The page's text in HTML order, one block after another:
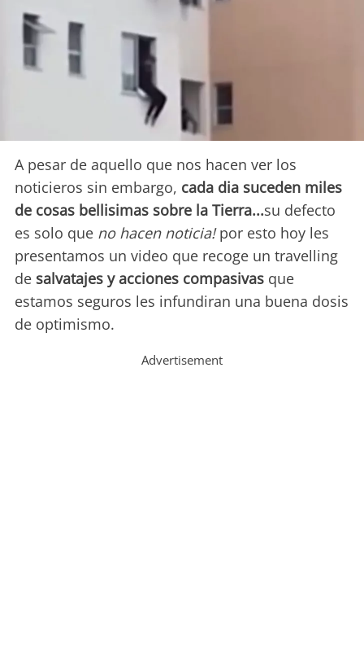
A pesar de aquello que nos hacen ver los
noticieros sin embargo, cada dia suceden miles
de cosas bellisimas sobre la Tierra...su defecto
es solo que no hacen noticia!por esto hoy les
presentamos un video que recoge un travelling
de salvatajes y acciones compasivas que
estamos seguros les infundiran una buena dosis
de optimismo.
Advertisement